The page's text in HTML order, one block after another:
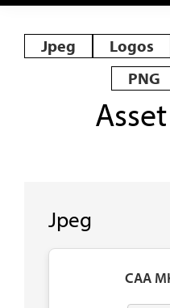
Jpeg Logos
PNG
Jpeg
CAA